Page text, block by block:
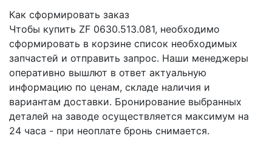
Как сформировать заказ
Чтобы купить ZF 0630.513.081, необходимо
сформировать в корзине список необходимых
запчастей и отправить запрос. Наши менеджеры
оперативно вышлют в ответ актуальную
информацию по ценам, складе наличия и
вариантам доставки. Бронирование выбранных
деталей на заводе осуществляется максимум на
24 часа - при неоплате бронь снимается.